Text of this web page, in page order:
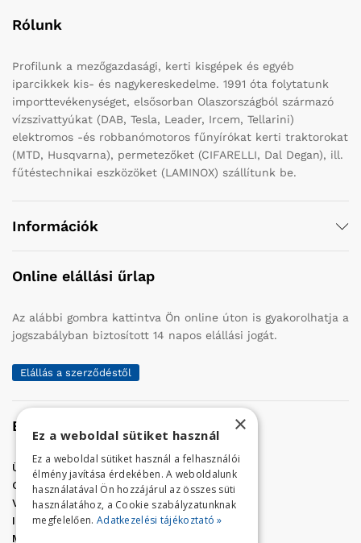
Rólunk
Profilunk a mezőgazdasági, kerti kisgépek és egyéb
iparcikkek kis- és nagykereskedelme. 1991 óta folytatunk
importtevékenységet, elsősorban Olaszországból származó
vízszivattyúkat (DAB, Tesla, Leader, Ircem, Tellarini)
elektromos -és robbanómotoros fűnyírókat kerti traktorokat
(MTD, Husqvarna), permetezőket (CIFARELLI, Dal Degan), ill.
fűtéstechnikai eszközöket (LAMINOX) szállítunk be.
Információk
Online elállási űrlap
Az alábbi gombra kattintva Ön online úton is gyakorolhatja a
jogszabályban biztosított 14 napos elállási jogát.
Elállás a szerződéstől
Elérhetőség
Üzletünk címe:
Szolnok, Vércse út 17.
Golf Center Áruház:06 (56) 423-324
VÁR-Kert Áruház: 06 (56) 429-771
Iroda:06 (56) 421-857
Megrendelés, termék információ:
×
Ez a weboldal sütiket használ
Ez a weboldal sütiket használ a felhasználói
élmény javítása érdekében. A weboldalunk
használatával Ön hozzájárul az összes süti
használatához, a Cookie szabályzatunknak
megfelelően. Adatkezelési tájékoztató »